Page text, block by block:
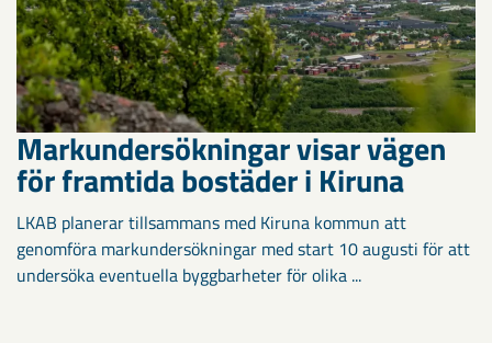
Markundersökningar visar vägen
för framtida bostäder i Kiruna
LKAB planerar tillsammans med Kiruna kommun att
genomföra markundersökningar med start 10 augusti för att
undersöka eventuella byggbarheter för olika ...